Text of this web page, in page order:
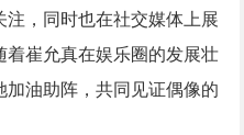
，同时也在社交媒体上展
崔允真在娱乐圈的发展壮
油助阵，共同见证偶像的